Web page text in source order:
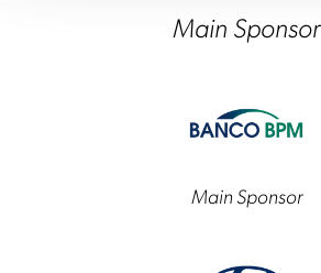
Main Sponsor
Main Sponsor